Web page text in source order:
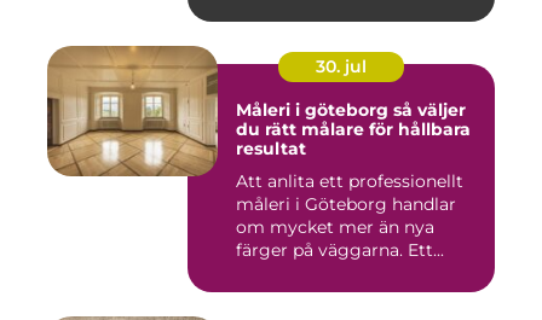
30. jul
Måleri i göteborg så väljer
du rätt målare för hållbara
resultat
Att anlita ett professionellt
måleri i Göteborg handlar
om mycket mer än nya
färger på väggarna. Ett...